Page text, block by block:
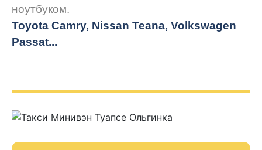
ноутбуком.
Toyota Camry, Nissan Teana, Volkswagen
Passat...